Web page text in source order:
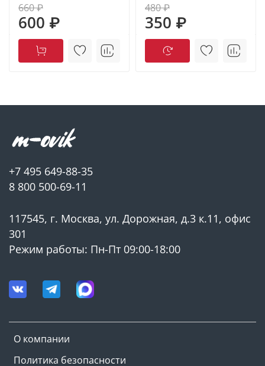
660 ₽
600 ₽
480 ₽
350 ₽
О компании
Политика безопасности
+7 495 649-88-35
8 800 500-69-11
117545, г. Москва, ул. Дорожная, д.3 к.11, офис
301
Режим работы: Пн-Пт 09:00-18:00